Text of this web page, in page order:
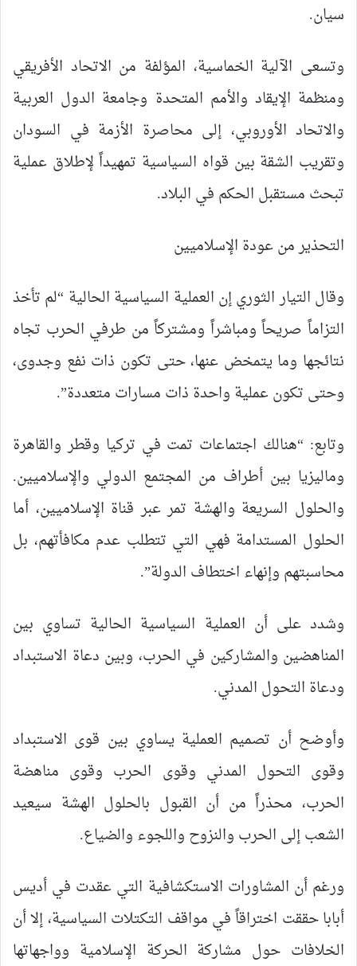
سيان.
وتسعى الآلية الخماسية، المؤلفة من الاتحاد الأفريقي
ومنظمة الإيقاد والأمم المتحدة وجامعة الدول العربية
والاتحاد الأوروبي، إلى محاصرة الأزمة في السودان
وتقريب الشقة بين قواه السياسية تمهيداً لإطلاق عملية
تبحث مستقبل الحكم في البلاد.
التحذير من عودة الإسلاميين
وقال التيار الثوري إن العملية السياسية الحالية “لم تأخذ
التزاماً صريحاً ومباشراً ومشتركاً من طرفي الحرب تجاه
نتائجها وما يتمخض عنها، حتى تكون ذات نفع وجدوى،
وحتى تكون عملية واحدة ذات مسارات متعددة”.
وتابع: “هنالك اجتماعات تمت في تركيا وقطر والقاهرة
وماليزيا بين أطراف من المجتمع الدولي والإسلاميين.
والحلول السريعة والهشة تمر عبر قناة الإسلاميين، أما
الحلول المستدامة فهي التي تتطلب عدم مكافأتهم، بل
محاسبتهم وإنهاء اختطاف الدولة”.
وشدد على أن العملية السياسية الحالية تساوي بين
المناهضين والمشاركين في الحرب، وبين دعاة الاستبداد
ودعاة التحول المدني.
وأوضح أن تصميم العملية يساوي بين قوى الاستبداد
وقوى التحول المدني وقوى الحرب وقوى مناهضة
الحرب، محذراً من أن القبول بالحلول الهشة سيعيد
الشعب إلى الحرب والنزوح واللجوء والضياع.
ورغم أن المشاورات الاستكشافية التي عقدت في أديس
أبابا حققت اختراقاً في مواقف التكتلات السياسية، إلا أن
الخلافات حول مشاركة الحركة الإسلامية وواجهاتها